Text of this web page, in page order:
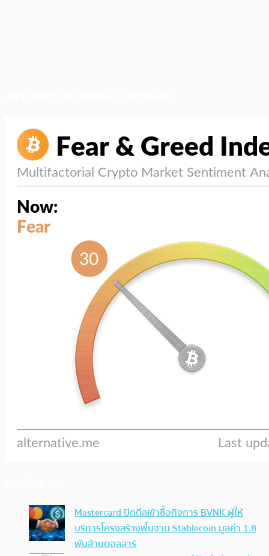
Mastercard ปิดดีลเข้าซื้อกิจการ BVNK ผู้ให้
บริการโครงสร้างพื้นฐาน Stablecoin มูลค่า 1.8
พันล้านดอลลาร์